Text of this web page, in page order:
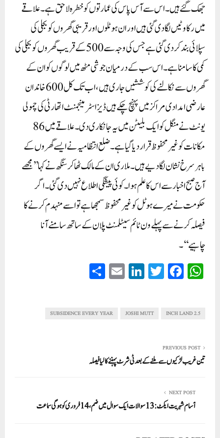
جھک گئے ہیں۔ اس سے آس پاس کی عمارتوں کو خطرہ لاحق ہے۔ علاقے
میں رکاوٹیں لگا دی گئی ہیں اور ان ہوٹلوں اور قریبی گھروں کو بجلی کی
سپلائی بند کر دی گئی ہے جس کی وجہ سے 500 کے قریب گھروں کو بجلی کی
کمی کا سامنا ہے۔اس سب کے درمیان جوشی مٹھ میں لوگوں کو ان کے
گھروں سے نکالنے کی کوششیں جاری ہیں، اب تک کل 600 خاندان
عارضی امدادی مراکز میں پہنچ چکے ہیں ڈیزاسٹر مینجمنٹ اتھارٹی کی چمولی
یونٹ نے منگل کو ایک بلیٹن میں یہ جانکاری دی۔ علاقے میں 86
مکانات کو غیر محفوظ قرار دیا گیا ہے۔ ضلع انتظامیہ نے ایسے گھروں کے
باہر سرخ نشان لگا دیے ہیں۔ملاری ان کے مالک ٹھاکر سنگھ نے کہا’’مجھے
آج صبح اخبار سے اس کا علم ہوا۔ کوئی پیشگی اطلاع نہیں دی گئی۔ اگر
حکومت نے میرے ہوٹل کو غیر محفوظ سمجھا ہے تو اسے منہدم کرنے کا
فیصلہ کرنے سے پہلے ون ٹائم سیٹلمنٹ پلان کے ساتھ سامنے آنا
چاہیے‘‘۔
W
ha
A
Fa
ce
ok
T
wi
r
Li
nk
In
E
m
2.5 INCH LAND
JOSHI MUTT
SUBSIDENCE EVERY YEAR
PREVIOUS POST
تین غریب لڑکیوں سے ملنے کے بعد ٹی شرٹ پہننے کا لیا فیصلہ
NEXT POST
آسام شہریت ایکٹ:13سوالات ایک سوال میں ضم، 14فروری کو ہوگی سماعت